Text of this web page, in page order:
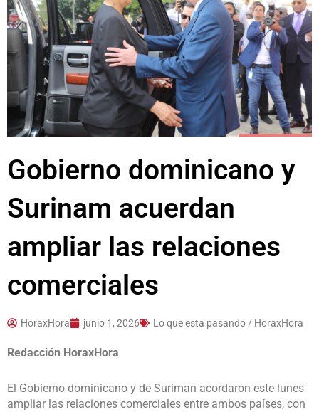
Gobierno dominicano y
Surinam acuerdan
ampliar las relaciones
comerciales
HoraxHora junio 1, 2026 Lo que esta pasando / HoraxHora
Redacción HoraxHora
El Gobierno dominicano y de Suriman acordaron este lunes
ampliar las relaciones comerciales entre ambos países, con